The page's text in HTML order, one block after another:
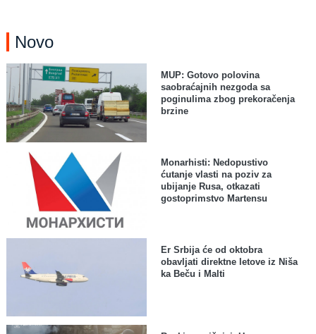
Novo
MUP: Gotovo polovina
saobraćajnih nezgoda sa
poginulima zbog prekoračenja
brzine
Monarhisti: Nedopustivo
ćutanje vlasti na poziv za
ubijanje Rusa, otkazati
gostoprimstvo Martensu
Er Srbija će od oktobra
obavljati direktne letove iz Niša
ka Beču i Malti